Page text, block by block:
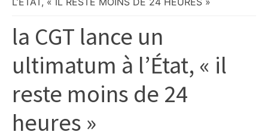
société,
culture,
politique,
faits
et
la CGT lance un
ultimatum à l’État, « il
reste moins de 24
heures »